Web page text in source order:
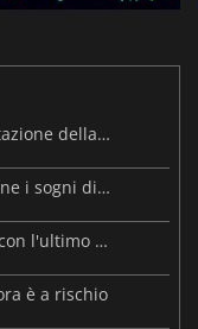
MARVEL Tōkon debutta con la presentazione della roadmap per il primo anno
Steam Frame: il prezzo trapelato spegne i sogni di un VR economico
Palworld: Sunreach e boss più stabili con l'ultimo update
è a rischio